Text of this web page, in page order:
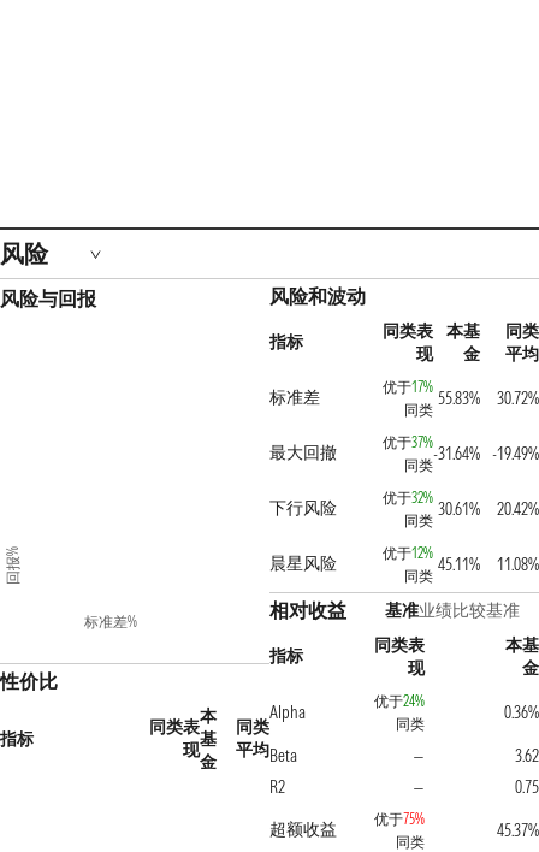
风险
风险与回报
标准差%
回报%
性价比
指标
同类表
现
本
基
金
同类
平均
风险和波动
指标
同类表
现
本基
金
同类
平均
标准差
优于17%
同类
55.83% 30.72%
最大回撤 优于37%
同类
-31.64% -19.49%
下行风险 优于32%
同类
30.61% 20.42%
晨星风险 优于12%
同类
45.11% 11.08%
相对收益 基准业绩比较基准
指标
同类表
现
本基
金
Alpha
优于24%
同类
0.36%
Beta
—
3.62
R2
—
0.75
超额收益
优于75%
同类
45.37%